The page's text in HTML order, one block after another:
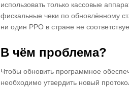
использовать только кассовые
фискальные чеки по обновлённому
ни один РРО в стране не
В чём проблема?
Чтобы обновить программное
необходимо утвердить новый